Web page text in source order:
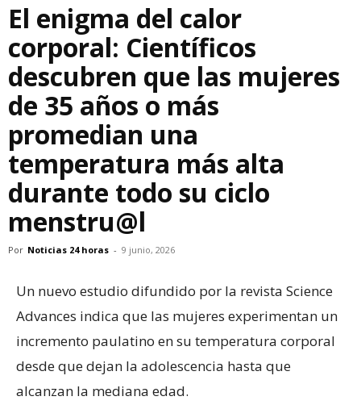
El enigma del calor
corporal: Científicos
descubren que las mujeres
de 35 años o más
promedian una
temperatura más alta
durante todo su ciclo
menstru@l
Por Noticias 24 horas - 9 junio, 2026
Un nuevo estudio difundido por la revista Science
Advances indica que las mujeres experimentan un
incremento paulatino en su temperatura corporal
desde que dejan la adolescencia hasta que
alcanzan la mediana edad.